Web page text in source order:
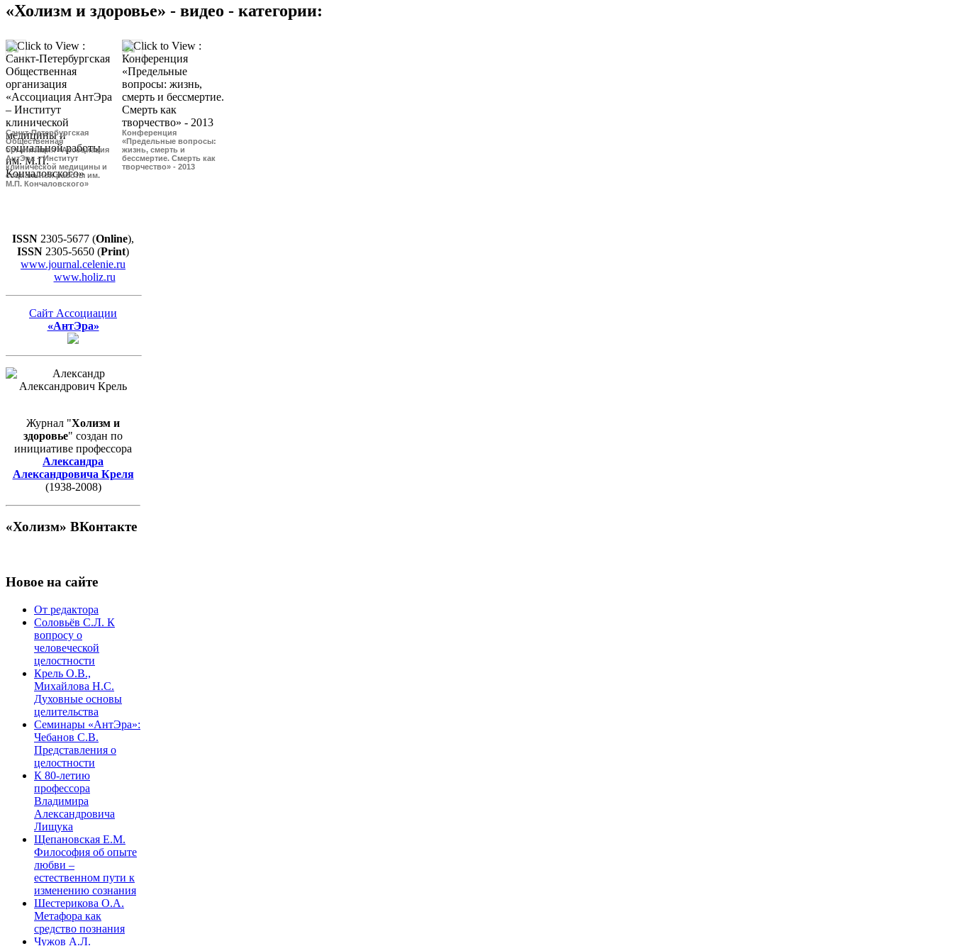
«Холизм и здоровье» - видео - категории:
Санкт-Петербургская
Общественная
организация «Ассоциация
АнтЭра – Институт
клинической медицины и
социальной работы им.
М.П. Кончаловского»
Конференция
«Предельные вопросы:
жизнь, смерть и
бессмертие. Смерть как
творчество» - 2013
ISSN 2305-5677 (Online),
ISSN 2305-5650 (Print)
www.journal.celenie.ru
www.holiz.ru
Сайт Ассоциации
«АнтЭра»
Журнал "Холизм и
здоровье" создан по
инициативе профессора
Александра
Александровича Креля
(1938-2008)
«Холизм» ВКонтакте
Новое на сайте
От редактора
Соловьёв С.Л. К
вопросу о
человеческой
целостности
Крель О.В.,
Михайлова Н.С.
Духовные основы
целительства
Семинары «АнтЭра»:
Чебанов С.В.
Представления о
целостности
К 80-летию
профессора
Владимира
Александровича
Лищука
Щепановская Е.М.
Философия об опыте
любви –
естественном пути к
изменению сознания
Шестерикова О.А.
Метафора как
средство познания
Чужов А.Л.